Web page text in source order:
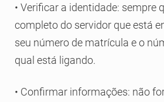
• Verificar a identidade: sempre
completo do servidor que está
seu número de matrícula e o
qual está ligando.
• Confirmar informações: não